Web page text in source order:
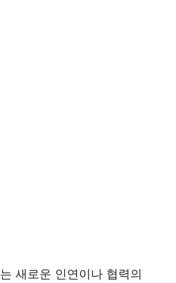
새로운 인연이나 협력의